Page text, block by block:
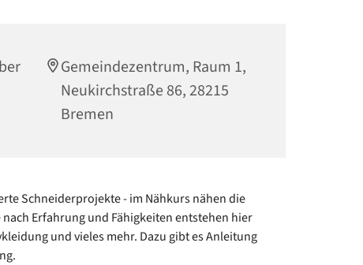
Gemeindezentrum, Raum 1,
Neukirchstraße 86, 28215
Bremen
Schneiderprojekte - im Nähkurs nähen die
Erfahrung und Fähigkeiten entstehen hier
und vieles mehr. Dazu gibt es Anleitung